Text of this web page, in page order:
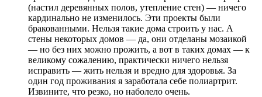
(настил деревянных полов, утепление стен) — ничего
кардинально не изменилось. Эти проекты были
бракованными. Нельзя такие дома строить у нас. А
стены некоторых домов — да, они отделаны мозаикой
— но без них можно прожить, а вот в таких домах — к
великому сожалению, практически ничего нельзя
исправить — жить нельзя и вредно для здоровья. За
один год проживания я заработала себе полиартрит.
Извините, что резко, но наболело очень.